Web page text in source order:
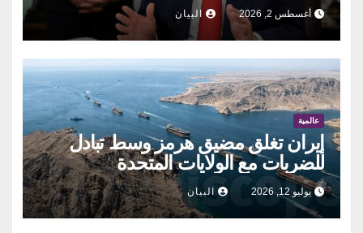
أغسطس 2, 2026 البيان
عالمية
إيران تغلق مضيق هرمز وسط تبادل
للضربات مع الولايات المتحدة
يوليو 12, 2026 البيان